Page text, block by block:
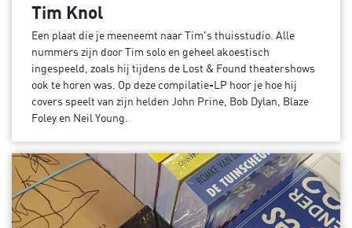
Tim Knol
Een plaat die je meeneemt naar Tim’s thuisstudio. Alle
nummers zijn door Tim solo en geheel akoestisch
ingespeeld, zoals hij tijdens de Lost & Found theatershows
ook te horen was. Op deze compilatie-LP hoor je hoe hij
covers speelt van zijn helden John Prine, Bob Dylan, Blaze
Foley en Neil Young.